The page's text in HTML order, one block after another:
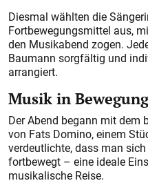
Diesmal wählten die
Fortbewegungsmittel aus,
den Musik­abend zogen.
Baumann sorgfältig und
arrangiert.
Musik in Bewegung
Der Abend begann mit dem
von Fats Domino, einem
verdeutlich­te, dass man
fortbewegt – eine ideale
musikalische Reise.